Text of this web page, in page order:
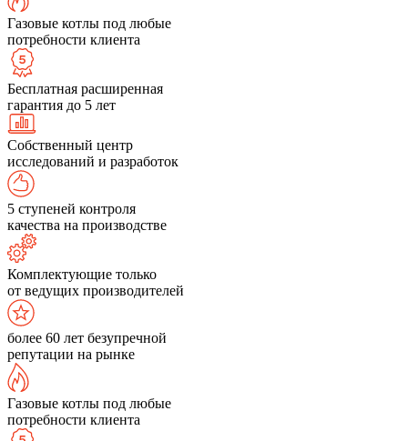
Газовые котлы под любые
потребности клиента
Бесплатная расширенная
гарантия до 5 лет
Собственный центр
исследований и разработок
5 ступеней контроля
качества на производстве
Комплектующие только
от ведущих производителей
более 60 лет безупречной
репутации на рынке
Газовые котлы под любые
потребности клиента